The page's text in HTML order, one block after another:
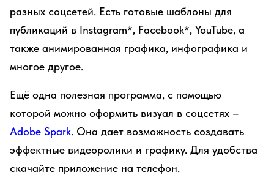
разных соцсетей. Есть готовые шаблоны для
публикаций в Instagram*, Facebook*, YouTube, а
также анимированная графика, инфографика и
многое другое.
Ещё одна полезная программа, с помощью
которой можно оформить визуал в соцсетях –
Adobe Spark. Она дает возможность создавать
эффектные видеоролики и графику. Для удобства
скачайте приложение на телефон.